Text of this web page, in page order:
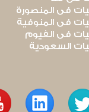
فى المنصورة
فى المنوفية
فى الفيوم
السعودية